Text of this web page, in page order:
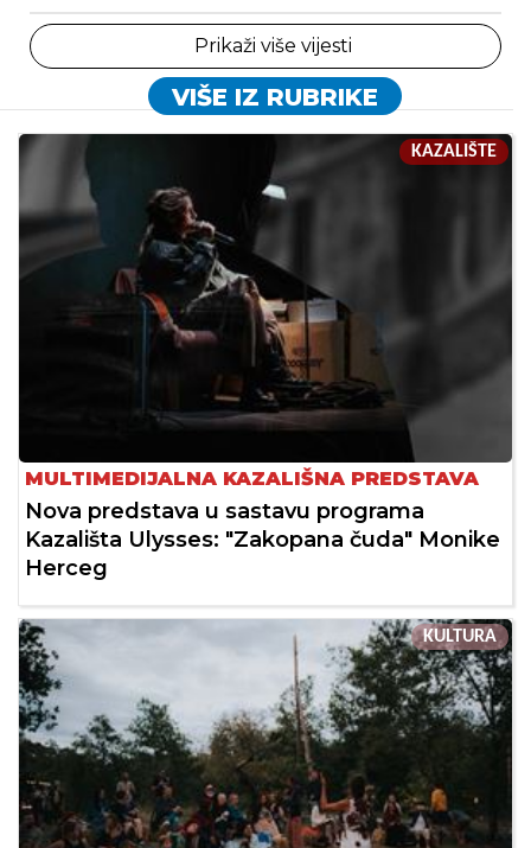
Prikaži više vijesti
VIŠE IZ RUBRIKE
KAZALIŠTE
MULTIMEDIJALNA KAZALIŠNA PREDSTAVA
Nova predstava u sastavu programa
Kazališta Ulysses: "Zakopana čuda" Monike
Herceg
KULTURA